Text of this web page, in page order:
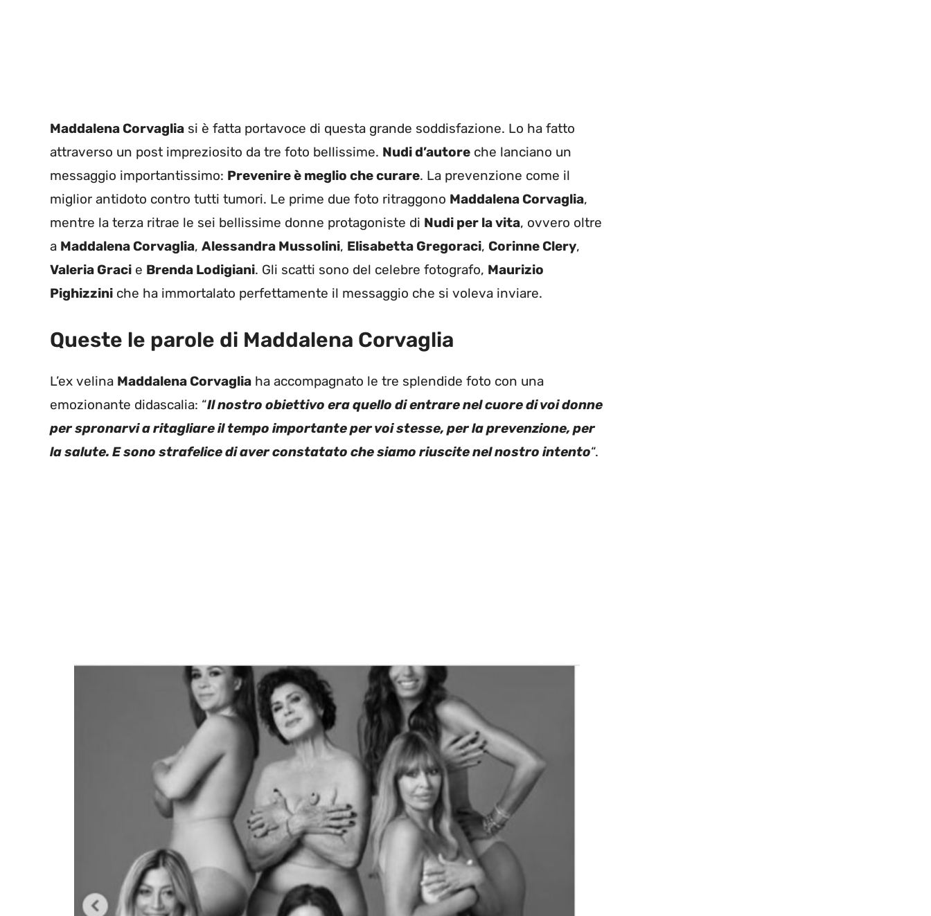
Maddalena Corvaglia si è fatta portavoce di questa grande soddisfazione. Lo ha fatto
attraverso un post impreziosito da tre foto bellissime. Nudi d’autore che lanciano un
messaggio importantissimo: Prevenire è meglio che curare. La prevenzione come il
miglior antidoto contro tutti tumori. Le prime due foto ritraggono Maddalena Corvaglia,
mentre la terza ritrae le sei bellissime donne protagoniste di Nudi per la vita, ovvero oltre
a Maddalena Corvaglia, Alessandra Mussolini, Elisabetta Gregoraci, Corinne Clery,
Valeria Graci e Brenda Lodigiani. Gli scatti sono del celebre fotografo, Maurizio
Pighizzini che ha immortalato perfettamente il messaggio che si voleva inviare.
Queste le parole di Maddalena Corvaglia
L’ex velina Maddalena Corvaglia ha accompagnato le tre splendide foto con una
emozionante didascalia: “Il nostro obiettivo era quello di entrare nel cuore di voi donne
per spronarvi a ritagliare il tempo importante per voi stesse, per la prevenzione, per
la salute. E sono strafelice di aver constatato che siamo riuscite nel nostro intento“.